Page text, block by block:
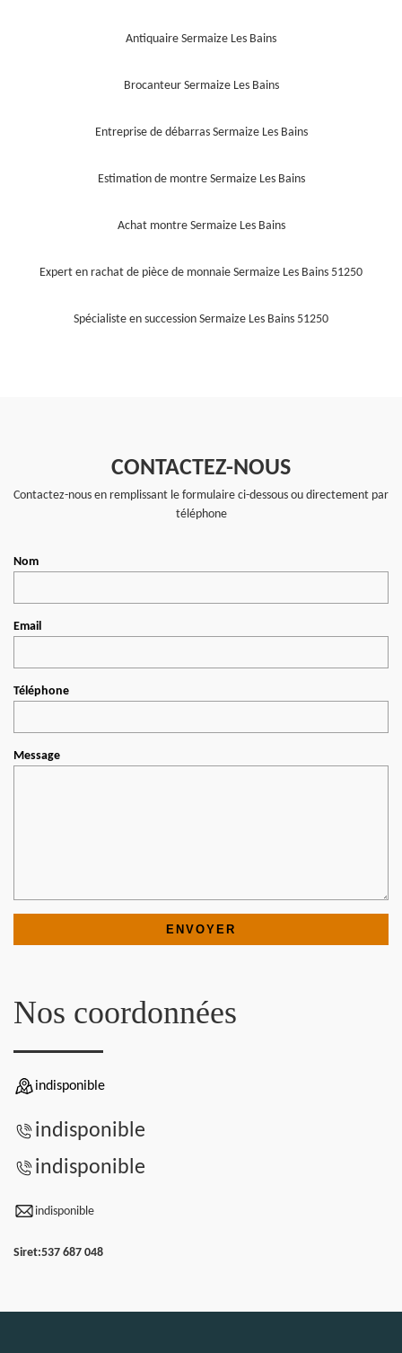
Antiquaire Sermaize Les Bains
Brocanteur Sermaize Les Bains
Entreprise de débarras Sermaize Les Bains
Estimation de montre Sermaize Les Bains
Achat montre Sermaize Les Bains
Expert en rachat de pièce de monnaie Sermaize Les Bains 51250
Spécialiste en succession Sermaize Les Bains 51250
CONTACTEZ-NOUS
Contactez-nous en remplissant le formulaire ci-dessous ou directement par
téléphone
Nom
Email
Téléphone
Message
Nos coordonnées
indisponible
indisponible
indisponible
indisponible
Siret:537 687 048